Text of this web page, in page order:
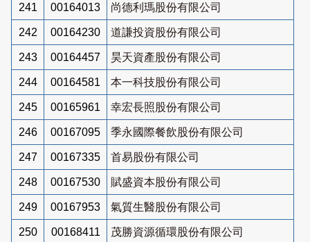
241 00164013 尚德利瑪股份有限公司
242 00164230 道謙投資股份有限公司
243 00164457 昊天資產股份有限公司
244 00164581 本一科技股份有限公司
245 00165961 幸宏長照股份有限公司
246 00167095 季永國際餐飲股份有限公司
247 00167335 首易股份有限公司
248 00167530 賦盛資本股份有限公司
249 00167953 氣質生醫股份有限公司
250 00168411
茂勝資源循環股份有限公司